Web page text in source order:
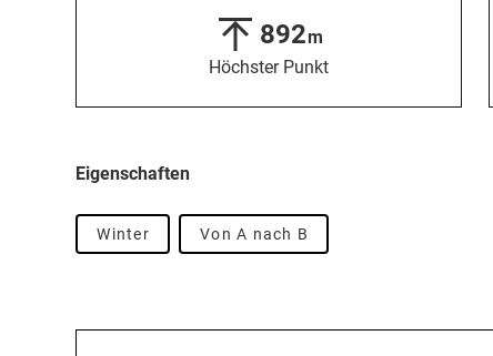
892m
Höchster Punkt
Eigenschaften
Winter Von A nach B